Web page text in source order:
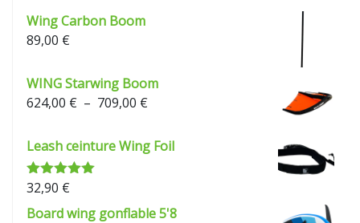
Wing Carbon Boom
89,00 €
WING Starwing Boom
624,00 € – 709,00 €
prix :
624,00 €
Leash ceinture Wing Foil
Note 5.00
32,90 €
Board wing gonflable 5'8